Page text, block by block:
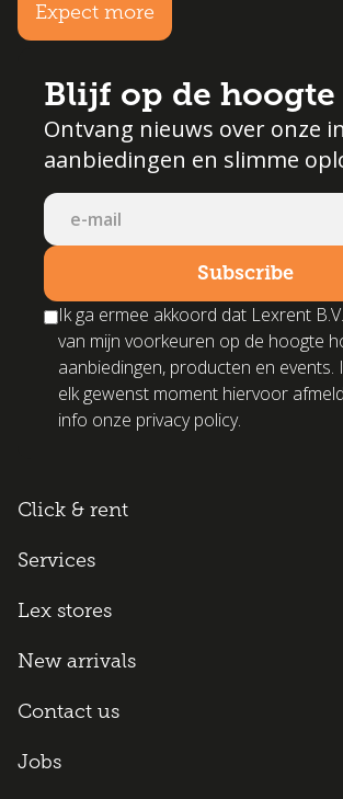
Expect more
Blijf op de hoogte
Ontvang nieuws over onze
aanbiedingen en slimme
Ik ga ermee akkoord dat Lexrent
van mijn voorkeuren op de hoogte
aanbiedingen, producten en events.
elk gewenst moment hiervoor
info onze privacy policy.
Click & rent
Services
Lex stores
New arrivals
Contact us
Jobs